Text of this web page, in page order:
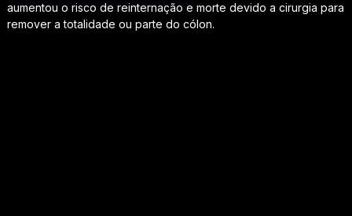
aumentou o risco de reinternação e morte devido a cirurgia para
remover a totalidade ou parte do cólon.